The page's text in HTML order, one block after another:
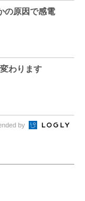
の原因で感電
わります
by